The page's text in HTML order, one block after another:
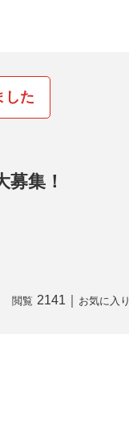
した
集！
閲覧 2141 お気に入り